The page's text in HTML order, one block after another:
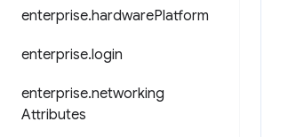
enterprise.hardwarePlatform
enterprise.login
enterprise.networking
Attributes